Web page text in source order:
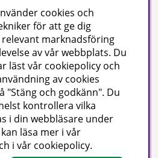
städ- och hygienprodukter.
33 Sävsjö
cookies och
för att ge dig
marknadsföring
av vår webbplats. Du
läst vår cookiepolicy och
av cookies
"Stäng och godkänn". Du
kontrollera vilka
i din webbläsare under
läsa mer i vår
i vår cookiepolicy.